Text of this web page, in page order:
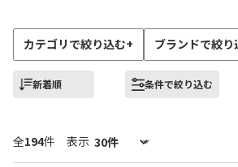
カテゴリで絞り込む+ ブランドで絞り
新着順 条件で絞り込む
全194件 表示